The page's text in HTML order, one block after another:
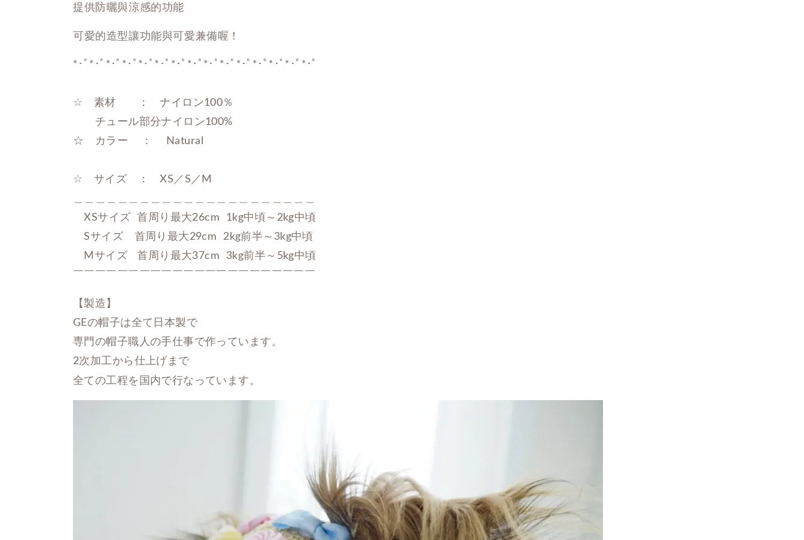
提供防曬與涼感的功能
可愛的造型讓功能與可愛兼備喔！
*･ﾟ*･ﾟ*･ﾟ*･ﾟ*･ﾟ*･ﾟ*･ﾟ*･ﾟ*･ﾟ*･ﾟ*･ﾟ*･ﾟ*･ﾟ*･ﾟ*･ﾟ
☆　素材　　：　ナイロン100％
チュール部分ナイロン100%
☆　カラー　  :　  Natural
☆　サイズ　：　XS／S／M
XSサイズ  首周り最大26cm  1kg中頃～2kg中頃
Sサイズ　首周り最大29cm  2kg前半～3kg中頃
Mサイズ   首周り最大37cm  3kg前半～5kg中頃
￣￣￣￣￣￣￣￣￣￣￣￣￣￣￣￣￣￣￣￣￣￣
【製造】
GEの帽子は全て日本製で
専門の帽子職人の手仕事で作っています。
2次加工から仕上げまで
全ての工程を国内で行なっています。